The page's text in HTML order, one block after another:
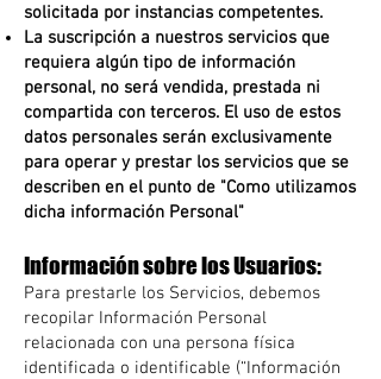
solicitada por instancias competentes.
La suscripción a nuestros servicios que
requiera algún tipo de información
personal, no será vendida, prestada ni
compartida con terceros. El uso de estos
datos personales serán exclusivamente
para operar y prestar los servicios que se
describen en el punto de "Como utilizamos
dicha información Personal"
Información sobre los Usuarios:
Para prestarle los Servicios, debemos
recopilar Información Personal
relacionada con una persona física
identificada o identificable (“Información